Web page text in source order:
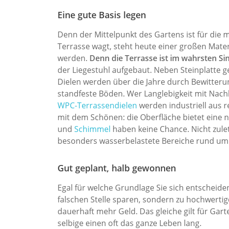
Eine gute Basis legen
Denn der Mittelpunkt des Gartens ist für die
Terrasse wagt, steht heute einer großen
werden. Denn die Terrasse ist im wahrsten
der Liegestuhl aufgebaut. Neben Steinplatte
Dielen werden über die Jahre durch
standfeste Böden. Wer Langlebigkeit mit
WPC-Terrassendielen werden industriell aus
mit dem Schönen: die Oberfläche bietet
und Schimmel haben keine Chance. Nicht
besonders wasserbelastete Bereiche rund
Gut geplant, halb gewonnen
Egal für welche Grundlage Sie sich
falschen Stelle sparen, sondern zu
dauerhaft mehr Geld. Das gleiche gilt für
selbige einen oft das ganze Leben lang.